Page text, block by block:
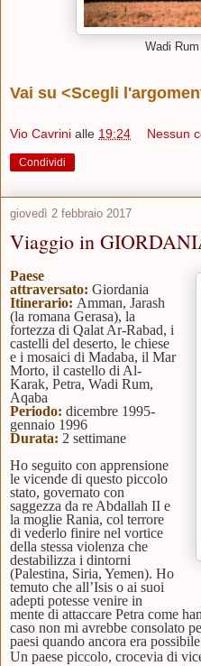
Wadi
Vai su <Scegli
Vio Cavrini alle 19:24 Nessun
Condividi
giovedì 2 febbraio 2017
Viaggio in
Paese
attraversato: Giordania
Itinerario: Amman, Jarash
(la romana Gerasa), la
fortezza di Qalat Ar-Rabad, i
castelli del deserto, le chiese
e i mosaici di Madaba, il Mar
Morto, il castello di Al-
Karak, Petra, Wadi Rum,
Aqaba
Periodo: dicembre 1995-
gennaio 1996
Durata: 2 settimane
Ho seguito con apprensione
le vicende di questo piccolo
stato, governato con
saggezza da re Abdallah II e
la moglie Rania, col terrore
di vederlo finire nel vortice
della stessa violenza che
destabilizza i dintorni
(Palestina, Siria, Yemen). Ho
temuto che all’Isis o ai suoi
adepti potesse venire in
mente di attaccare Petra come
caso non mi avrebbe consolato
paesi quando ancora era
Un paese piccolo, crocevia di